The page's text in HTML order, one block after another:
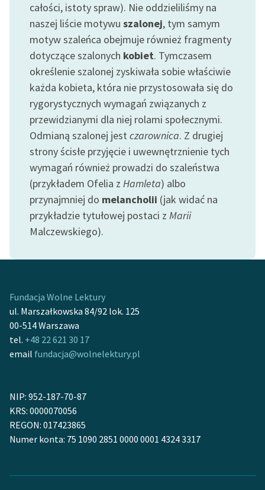
Zasady wykorzystania
Wolnych Lektur
Logotypy
Materiały promocyjne
Polityka prywatności
Regulamin biblioteki
Dane fundacji i
sprawozdania finansowe
Regulamin darowizn
Informacja o treściach
wrażliwych
całości, istoty spraw). Nie oddzieliliśmy na
naszej liście motywu szalonej, tym samym
motyw szaleńca obejmuje również fragmenty
dotyczące szalonych kobiet. Tymczasem
określenie szalonej zyskiwała sobie właściwie
każda kobieta, która nie przystosowała się do
rygorystycznych wymagań związanych z
przewidzianymi dla niej rolami społecznymi.
Odmianą szalonej jest czarownica. Z drugiej
strony ścisłe przyjęcie i uwewnętrznienie tych
wymagań również prowadzi do szaleństwa
(przykładem Ofelia z Hamleta) albo
przynajmniej do melancholii (jak widać na
przykładzie tytułowej postaci z Marii
Malczewskiego).
Fundacja Wolne Lektury
ul. Marszałkowska 84/92 lok. 125
00-514 Warszawa
tel. +48 22 621 30 17
email fundacja@wolnelektury.pl
NIP: 952-187-70-87
KRS: 0000070056
REGON: 017423865
Numer konta: 75 1090 2851 0000 0001 4324 3317